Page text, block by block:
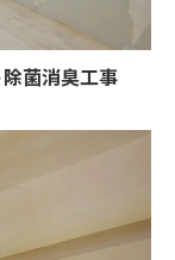
菌消臭工事